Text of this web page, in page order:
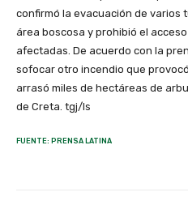
confirmó la evacuación de varios
área boscosa y prohibió el
afectadas. De acuerdo con la
sofocar otro incendio que
arrasó miles de hectáreas de
de Creta. tgj/ls
FUENTE: PRENSA LATINA